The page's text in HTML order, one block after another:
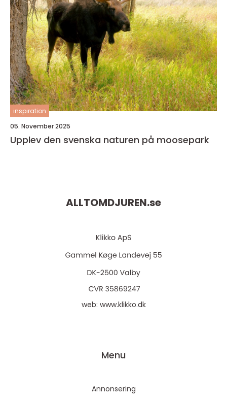
inspiration
05. November 2025
Upplev den svenska naturen på moosepark
ALLTOMDJUREN.se
web: www.klikko.dk
Menu
Annonsering